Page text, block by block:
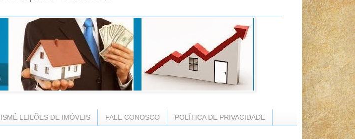
ISMÊ LEILÕES DE IMÓVEIS FALE CONOSCO POLÍTICA DE PRIVACIDADE